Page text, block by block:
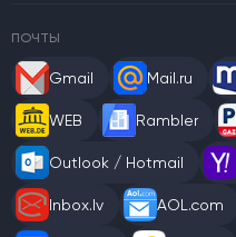
ПОЧТЫ
Gmail Mail.ru
WEB Rambler
Outlook / Hotmail
Inbox.lv AOL.com